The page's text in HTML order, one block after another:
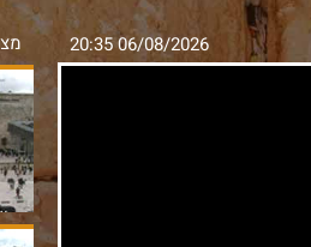
06/08/2026 20:35